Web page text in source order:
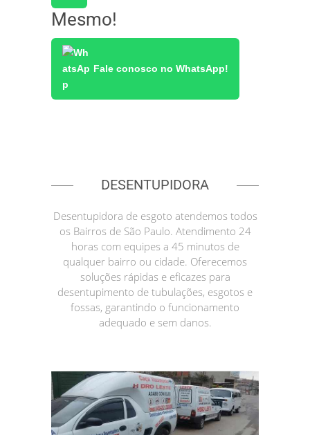
Mesmo!
Fale conosco no WhatsApp!
DESENTUPIDORA
Desentupidora de esgoto atendemos todos
os Bairros de São Paulo. Atendimento 24
horas com equipes a 45 minutos de
qualquer bairro ou cidade. Oferecemos
soluções rápidas e eficazes para
desentupimento de tubulações, esgotos e
fossas, garantindo o funcionamento
adequado e sem danos.